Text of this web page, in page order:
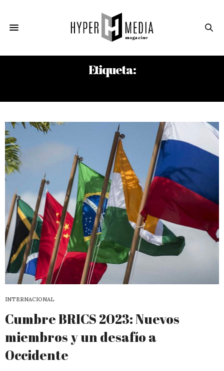
Etiqueta:
INTERNACIONAL
Cumbre BRICS 2023: Nuevos
miembros y un desafío a
Occidente